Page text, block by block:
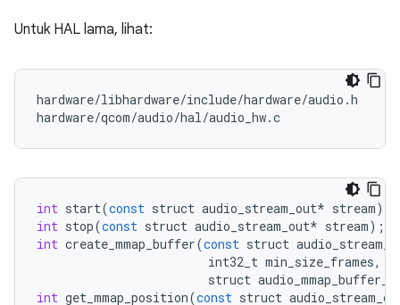
Untuk HAL lama, lihat:
hardware/libhardware/include/hardware/audio.h
hardware/qcom/audio/hal/audio_hw.c
int start(const struct audio_stream_out* stream);
int stop(const struct audio_stream_out* stream);
int create_mmap_buffer(const struct
int32_t min_size_frames,
struct
int get_mmap_position(const struct